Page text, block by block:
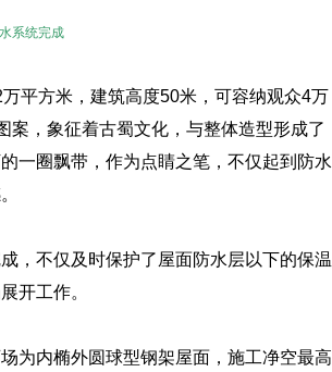
系统完成
平方米，建筑高度50米，可容纳观众4万
案，象征着古蜀文化，与整体造型形成了
一圈飘带，作为点睛之笔，不仅起到防水
，不仅及时保护了屋面防水层以下的保温
开工作。
为内椭外圆球型钢架屋面，施工净空最高